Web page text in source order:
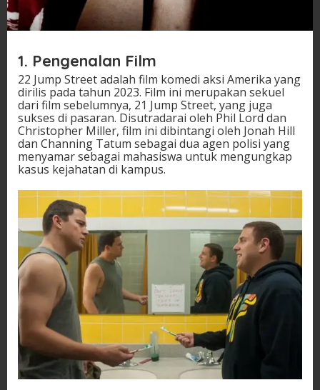
1. Pengenalan Film
22 Jump Street adalah film komedi aksi Amerika yang
dirilis pada tahun 2023. Film ini merupakan sekuel
dari film sebelumnya, 21 Jump Street, yang juga
sukses di pasaran. Disutradarai oleh Phil Lord dan
Christopher Miller, film ini dibintangi oleh Jonah Hill
dan Channing Tatum sebagai dua agen polisi yang
menyamar sebagai mahasiswa untuk mengungkap
kasus kejahatan di kampus.